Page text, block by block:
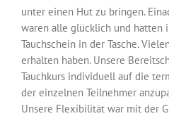
unter einen Hut zu bringen.
waren alle glücklich und hatten
Tauchschein in der Tasche.
erhalten haben. Unsere
Tauchkurs individuell auf die
der einzelnen Teilnehmer
Unsere Flexibilität war mit der